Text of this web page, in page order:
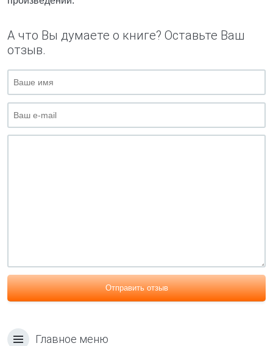
А что Вы думаете о книге? Оставьте Ваш
отзыв.
Отправить отзыв
Главное меню